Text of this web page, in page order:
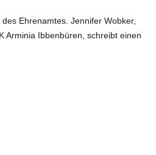
Ehrenamtes. Jennifer Wobker,
Arminia Ibbenbüren, schreibt einen